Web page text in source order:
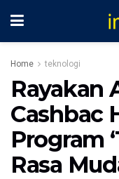
Home teknologi
Rayakan
Cashbac
Program
Rasa